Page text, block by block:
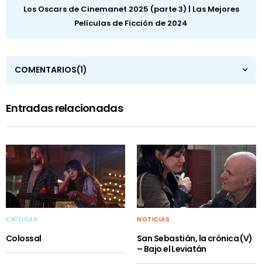
Los Oscars de Cinemanet 2025 (parte 3) | Las Mejores
Películas de Ficción de 2024
COMENTARIOS(1)
Entradas relacionadas
CRÍTICAS
Colossal
NOTICIAS
San Sebastián, la crónica (V)
– Bajo el Leviatán